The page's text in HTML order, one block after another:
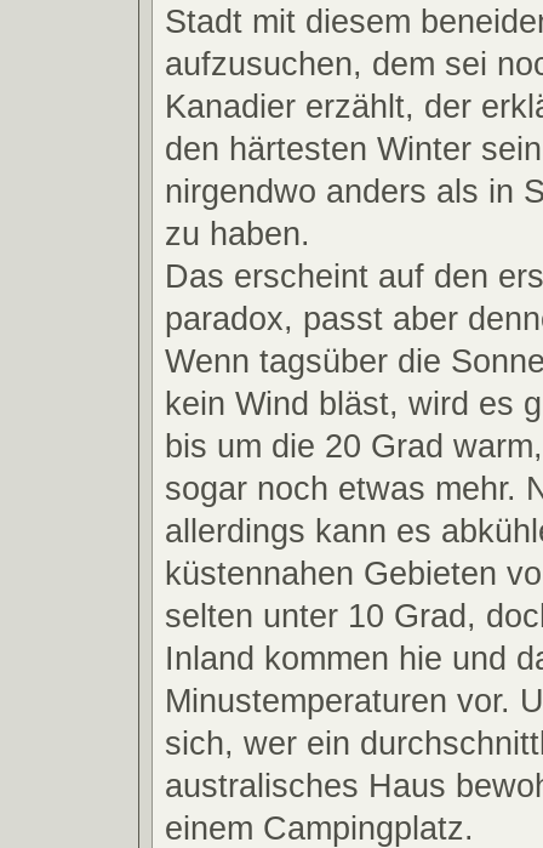
Stadt mit diesem
aufzusuchen, dem sei
Kanadier erzählt, der
den härtesten Winter
nirgendwo anders als in
zu haben.
Das erscheint auf den
paradox, passt aber
Wenn tagsüber die
kein Wind bläst, wird es
bis um die 20 Grad
sogar noch etwas mehr.
allerdings kann es
küstennahen Gebieten
selten unter 10 Grad,
Inland kommen hie und
Minustemperaturen vor.
sich, wer ein
australisches Haus
einem Campingplatz.